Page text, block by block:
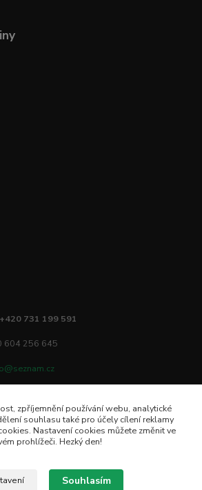
731 199 591
604 256 645
zpříjemnění používání webu, analytické
souhlasu také pro účely cílení reklamy
Nastavení cookies můžete změnit ve
prohlížeči. Hezký den!
Souhlasím